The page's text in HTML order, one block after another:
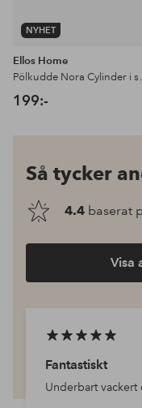
NYHET
Ellos Home
199:-
Så tycker
4.4 baserat
Visa
Fantastiskt
Underbart vackert